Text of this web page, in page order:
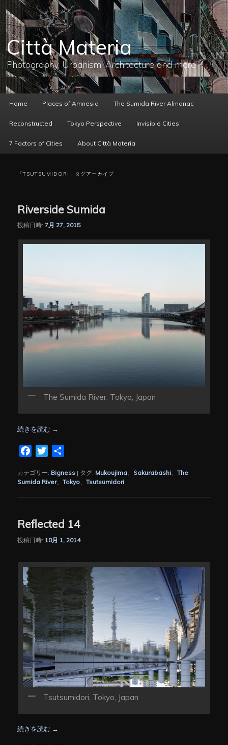
メ
イ
ン
コ
ン
テ
ン
へ
移
動
サ
ブ
コ
ン
テ
ン
ツ
移
動
Città Materia
Photography, Urbanism, Architecture and more
ー
Home Places of Amnesia The Sumida River Almanac
Reconstructed Tokyo Perspective Invisible Cities
7 Factors of Cities About Città Materia
「TSUTSUMIDORI 」タグアーカイブ
Riverside Sumida
投稿日時:7月 27, 2015
The Sumida River, Tokyo, Japan
続きを読む →
FacebookTwitter
カテゴリー: Bigness | タグ: Mukoujima、 Sakurabashi、The
Sumida River、Tokyo、Tsutsumidori
Reflected 14
投稿日時: 10月 1, 2014
Tsutsumidori, Tokyo, Japan
続きを読む →